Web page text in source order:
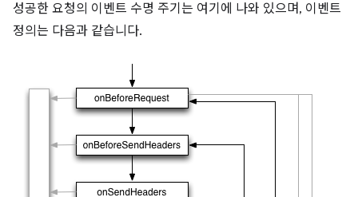
성공한 요청의 이벤트 수명 주기는 여기에 나와 있으며, 이벤트
정의는 다음과 같습니다.